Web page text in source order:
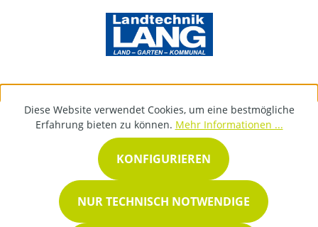
Diese Website verwendet Cookies, um eine bestmögliche
Erfahrung bieten zu können. Mehr Informationen ...
NUR TECHNISCH NOTWENDIGE
KONFIGURIEREN